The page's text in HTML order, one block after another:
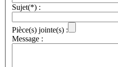
Sujet(*) :
Pièce(s) jointe(s) :
Message :